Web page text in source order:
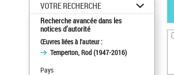
VOTRE RECHERCHE
Recherche avancée dans les
notices d’autorité
Œuvres liées à l'auteur :
Temperton, Rod (1947-2016)
Pays